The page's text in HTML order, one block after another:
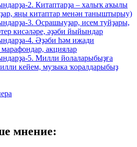
2. Китаптарҙа – халыҡ аҡылы
яңы китаптар менән таныштырыу)
3. Осрашыуҙар, исем туйҙары,
кисәләре, әҙәби йыйындар
4. Әҙәби һәм ижади
марафондар, акциялар
5. Милли йолаларыбыҙға
кейем, музыка ҡоралдарыбыҙ
мнение: